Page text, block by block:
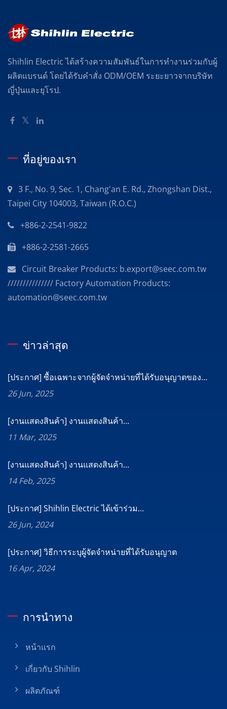
Shihlin Electric ได้สร้างความสัมพันธ์ในการทำงานร่วมกับผู้
ผลิตแบรนด์ โดยได้รับคำสั่ง ODM/OEM ระยะยาวจากบริษัท
ญี่ปุ่นและยุโรป.
ที่อยู่ของเรา
3 F., No. 9, Sec. 1, Chang'an E. Rd., Zhongshan Dist.,
Taipei City 104003, Taiwan (R.O.C.)
+886-2-2541-9822
+886-2-2581-2665
Circuit Breaker Products: b.export@seec.com.tw
/////////////// Factory Automation Products:
automation@seec.com.tw
ข่าวล่าสุด
[ประกาศ] ซื้อเฉพาะจากผู้จัดจำหน่ายที่ได้รับอนุญาตของ...
26 Jun, 2025
[งานแสดงสินค้า] งานแสดงสินค้า...
11 Mar, 2025
[งานแสดงสินค้า] งานแสดงสินค้า...
14 Feb, 2025
[ประกาศ] Shihlin Electric ได้เข้าร่วม...
26 Jun, 2024
[ประกาศ] วิธีการระบุผู้จัดจำหน่ายที่ได้รับอนุญาต
16 Apr, 2024
การนำทาง
หน้าแรก
เกี่ยวกับ Shihlin
ผลิตภัณฑ์